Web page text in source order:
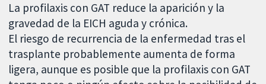
La profilaxis con GAT reduce la aparición y la
gravedad de la EICH aguda y crónica.
El riesgo de recurrencia de la enfermedad tras el
trasplante probablemente aumenta de forma
ligera, aunque es posible que la profilaxis con GAT